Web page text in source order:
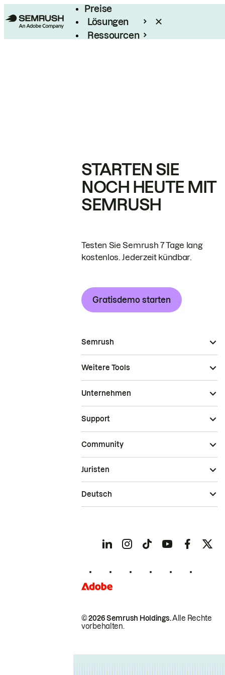
Preise
Lösungen
Ressourcen
STARTEN SIE
NOCH HEUTE MIT
SEMRUSH
Testen Sie Semrush 7 Tage lang
kostenlos. Jederzeit kündbar.
Gratisdemo starten
Semrush
Weitere Tools
Unternehmen
Support
Community
© 2026 Semrush Holdings.Alle Rechte
vorbehalten.
Juristen
Deutsch